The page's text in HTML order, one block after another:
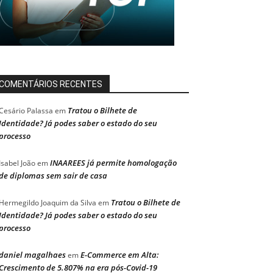
RECENTES
Palassa em Tratou o Bilhete de
Já podes saber o estado do seu
JoãoemINAAREES já permite homologação
diplomas sem sair de casa
Joaquim da Silva em Tratou o Bilhete de
Já podes saber o estado do seu
magalhaesemE-Commerce em Alta:
de 5.807% na era pós-Covid-19